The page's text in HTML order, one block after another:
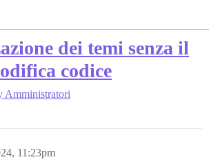
dei temi senza il
codice
Amministratori
11:23pm